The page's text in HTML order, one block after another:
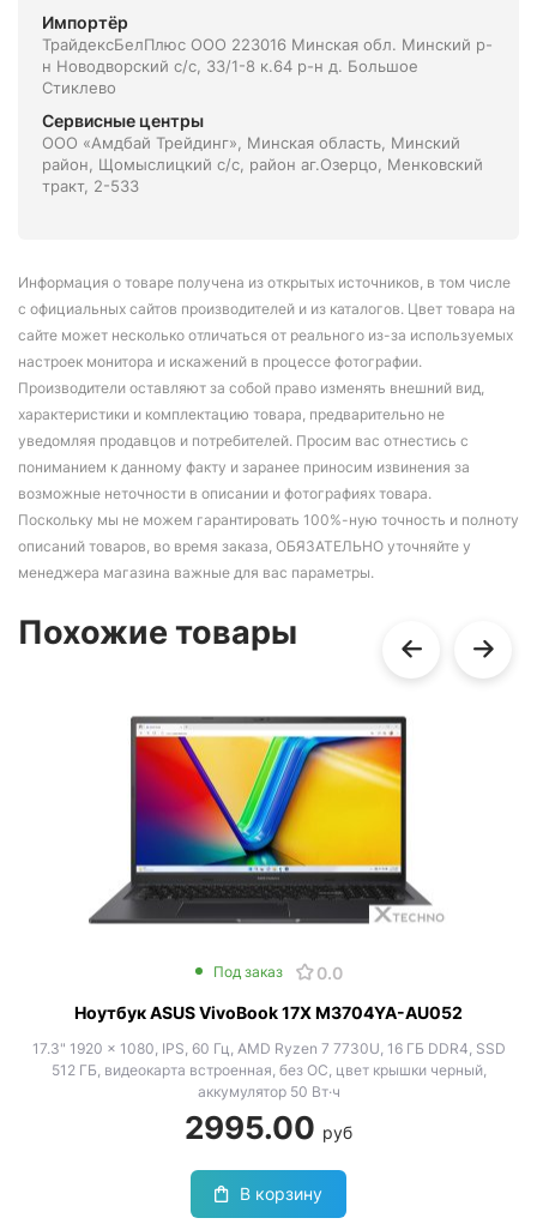
Импортёр
ТрайдексБелПлюс ООО 223016 Минская обл. Минский р-
н Новодворский с/с, 33/1-8 к.64 р-н д. Большое
Стиклево
Сервисные центры
ООО «Амдбай Трейдинг», Минская область, Минский
район, Щомыслицкий с/с, район аг.Озерцо, Менковский
тракт, 2-533
Информация о товаре получена из открытых источников, в том числе
с официальных сайтов производителей и из каталогов. Цвет товара на
сайте может несколько отличаться от реального из-за используемых
настроек монитора и искажений в процессе фотографии.
Производители оставляют за собой право изменять внешний вид,
характеристики и комплектацию товара, предварительно не
уведомляя продавцов и потребителей. Просим вас отнестись с
пониманием к данному факту и заранее приносим извинения за
возможные неточности в описании и фотографиях товара.
Поскольку мы не можем гарантировать 100%-ную точность и полноту
описаний товаров, во время заказа, ОБЯЗАТЕЛЬНО уточняйте у
менеджера магазина важные для вас параметры.
Похожие товары
Под заказ
0.0
Ноутбук ASUS VivoBook 17X M3704YA-AU052
17.3" 1920 x 1080, IPS, 60 Гц, AMD Ryzen 7 7730U, 16 ГБ DDR4, SSD
512 ГБ, видеокарта встроенная, без ОС, цвет крышки черный,
аккумулятор 50 Вт·ч
2995.00 руб
В корзину